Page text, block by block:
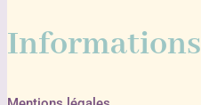
Informations